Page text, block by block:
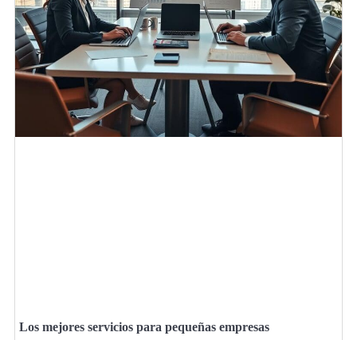
Los mejores servicios para pequeñas empresas